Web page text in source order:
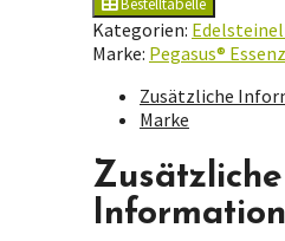
Kategorien:
Marke: Pegasus®
Zusätzliche
Marke
Zusätzliche
Information